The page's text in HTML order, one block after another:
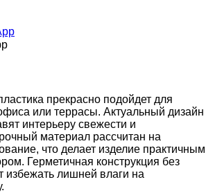
прекрасно подойдет для
или террасы. Актуальный дизайн
интерьеру свежести и
материал рассчитан на
что делает изделие практичным
Герметичная конструкция без
избежать лишней влаги на